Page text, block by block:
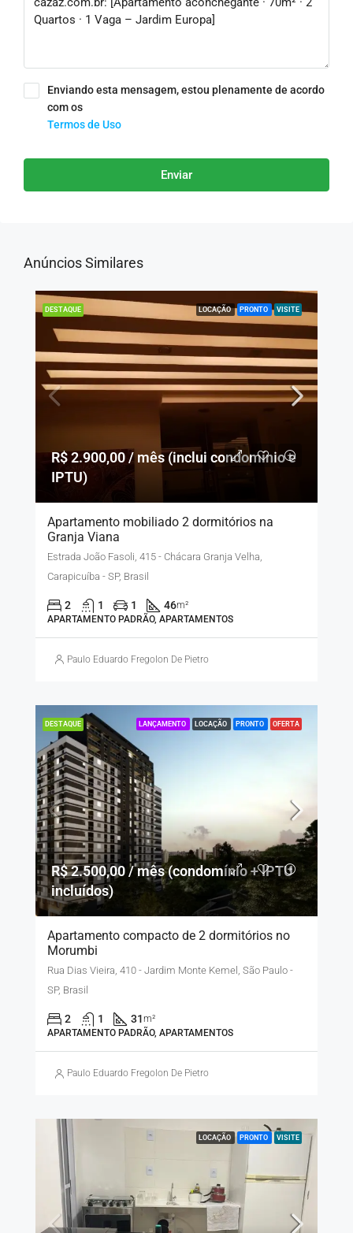
Enviando esta mensagem, estou plenamente de acordo
com os
Termos de Uso
Enviar
Anúncios Similares
DESTAQUE LOCAÇÃO PRONTO VISITE
R$ 2.900,00 / mês (inclui condomínio e
IPTU)
Apartamento mobiliado 2 dormitórios na
Granja Viana
Estrada João Fasoli, 415 - Chácara Granja Velha,
Carapicuíba - SP, Brasil
2 1 1 46m²
APARTAMENTO PADRÃO, APARTAMENTOS
Paulo Eduardo Fregolon De Pietro
DESTAQUE LANÇAMENTO LOCAÇÃO PRONTO OFERTA
R$ 2.500,00 / mês (condomínio + IPTU
incluídos)
Apartamento compacto de 2 dormitórios no
Morumbi
Rua Dias Vieira, 410 - Jardim Monte Kemel, São Paulo -
SP, Brasil
2 1 31m²
APARTAMENTO PADRÃO, APARTAMENTOS
Paulo Eduardo Fregolon De Pietro
LOCAÇÃO PRONTO VISITE